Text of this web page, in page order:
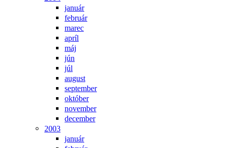
január
február
marec
apríl
máj
jún
júl
august
september
október
november
december
2003
január